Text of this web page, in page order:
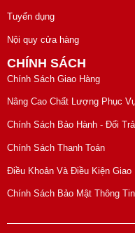
Tuyển dụng
Nội quy cửa hàng
CHÍNH SÁCH
Chính Sách Giao Hàng
Nâng Cao Chất Lượng Phục
Chính Sách Bảo Hành - Đổi Trả
Chính Sách Thanh Toán
Điều Khoản Và Điều Kiện Giao
Chính Sách Bảo Mật Thông Tin